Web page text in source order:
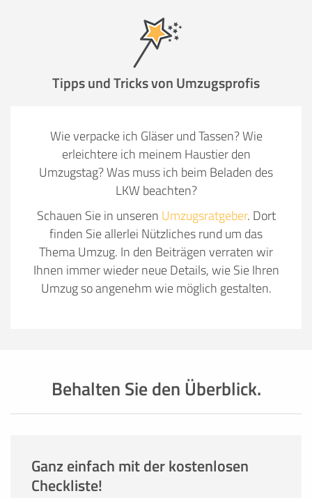
Tipps und Tricks von Umzugsprofis
Wie verpacke ich Gläser und Tassen? Wie
erleichtere ich meinem Haustier den
Umzugstag? Was muss ich beim Beladen des
LKW beachten?
Schauen Sie in unseren Umzugsratgeber. Dort
finden Sie allerlei Nützliches rund um das
Thema Umzug. In den Beiträgen verraten wir
Ihnen immer wieder neue Details, wie Sie Ihren
Umzug so angenehm wie möglich gestalten.
Behalten Sie den Überblick.
Ganz einfach mit der kostenlosen
Checkliste!